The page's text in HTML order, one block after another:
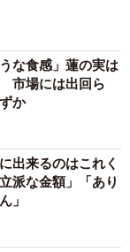
な食感」蓮の実は
市場には出回ら
か
出来るのはこれく
派な金額」「あり
」